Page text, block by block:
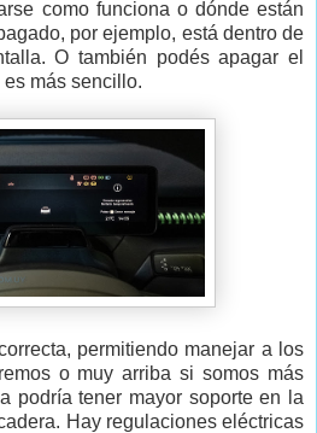
como funciona o dónde están
por ejemplo, está dentro de
O también podés apagar el
más sencillo.
permitiendo manejar a los
o muy arriba si somos más
podría tener mayor soporte en la
Hay regulaciones eléctricas